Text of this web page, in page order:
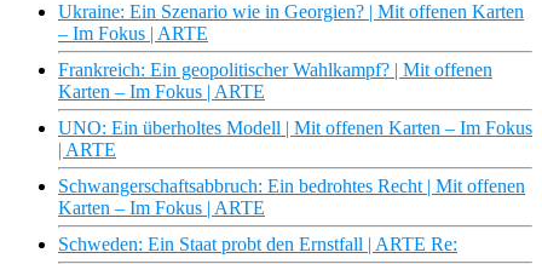
Ukraine: Ein Szenario wie in Georgien? | Mit offenen Karten
– Im Fokus | ARTE
Frankreich: Ein geopolitischer Wahlkampf? | Mit offenen
Karten – Im Fokus | ARTE
UNO: Ein überholtes Modell | Mit offenen Karten – Im Fokus
| ARTE
Schwangerschaftsabbruch: Ein bedrohtes Recht | Mit offenen
Karten – Im Fokus | ARTE
Schweden: Ein Staat probt den Ernstfall | ARTE Re: